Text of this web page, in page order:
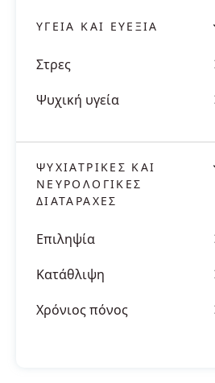
ΥΓΕΊΑ ΚΑΙ ΕΥΕΞΊΑ
Στρες
Ψυχική υγεία
ΨΥΧΙΑΤΡΙΚΈΣ ΚΑΙ
ΝΕΥΡΟΛΟΓΙΚΈΣ
ΔΙΑΤΑΡΑΧΈΣ
Επιληψία
Κατάθλιψη
Χρόνιος πόνος